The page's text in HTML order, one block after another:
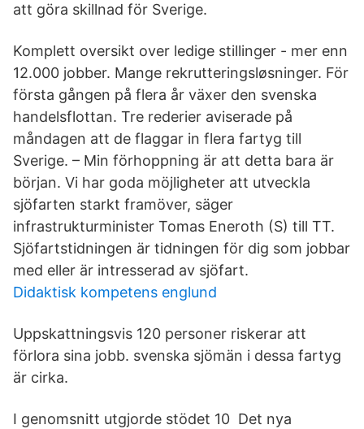
att göra skillnad för Sverige.
Komplett oversikt over ledige stillinger - mer enn
12.000 jobber. Mange rekrutteringsløsninger. För
första gången på flera år växer den svenska
handelsflottan. Tre rederier aviserade på
måndagen att de flaggar in flera fartyg till
Sverige. – Min förhoppning är att detta bara är
början. Vi har goda möjligheter att utveckla
sjöfarten starkt framöver, säger
infrastrukturminister Tomas Eneroth (S) till TT.
Sjöfartstidningen är tidningen för dig som jobbar
med eller är intresserad av sjöfart.
Didaktisk kompetens englund
Uppskattningsvis 120 personer riskerar att
förlora sina jobb. svenska sjömän i dessa fartyg
är cirka.
I genomsnitt utgjorde stödet 10 Det nya